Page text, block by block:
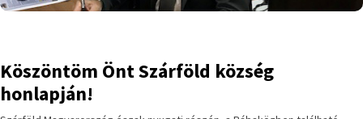
Köszöntöm Önt Szárföld község
honlapján!